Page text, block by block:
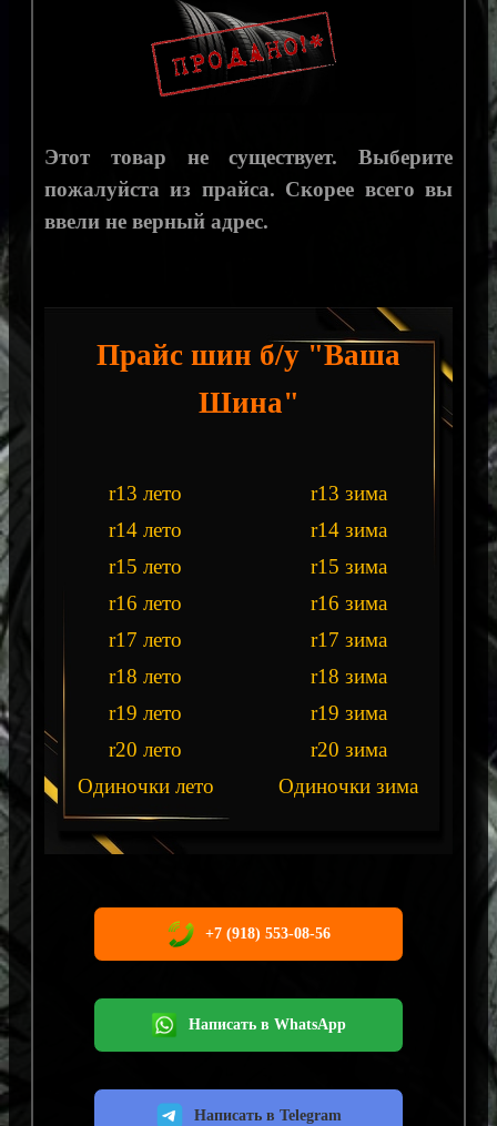
Этот товар не существует. Выберите
пожалуйста из прайса. Скорее всего вы
ввели не верный адрес.
Прайс шин б/у "Ваша
Шина"
r13 лето
r13 зима
r14 лето
r14 зима
r15 лето
r15 зима
r16 лето
r16 зима
r17 лето
r17 зима
r18 лето
r18 зима
r19 лето
r19 зима
r20 лето
r20 зима
Одиночки лето
Одиночки зима
+7 (918) 553-08-56
Написать в WhatsApp
Написать в Telegram